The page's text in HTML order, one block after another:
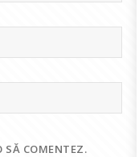
SĂ COMENTEZ.